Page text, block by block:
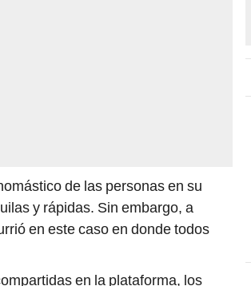
de las personas en su
y rápidas. Sin embargo, a
en este caso en donde todos
en la plataforma, los